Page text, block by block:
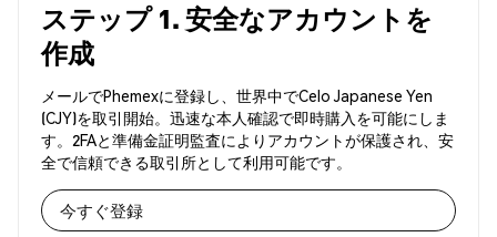
ステップ 1. 安全なアカウントを
作成
メールでPhemexに登録し、世界中でCelo Japanese Yen
(CJY)を取引開始。迅速な本人確認で即時購入を可能にしま
す。2FAと準備金証明監査によりアカウントが保護され、安
全で信頼できる取引所として利用可能です。
今すぐ登録